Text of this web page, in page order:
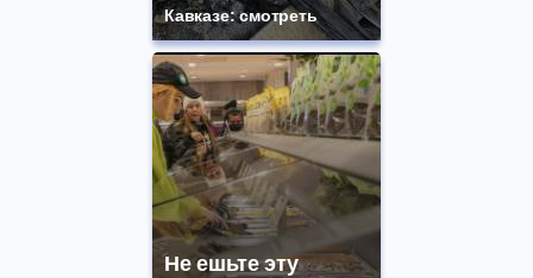
Кавказе: смотреть
Не ешьте эту